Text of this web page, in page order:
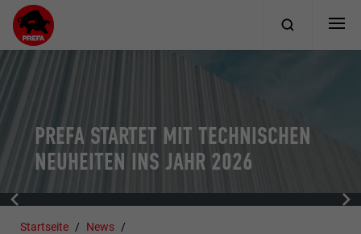
PREFA STARTET MIT TECHNISCHEN
NEUHEITEN INS JAHR 2026
Startseite
News